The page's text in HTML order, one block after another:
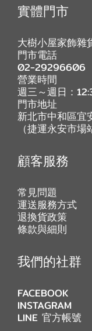
實體門市
大樹小屋家飾雜
門市電話
02-29296606
營業時間
週三～週日：
門市地址
新北市中和區宜
（捷運永安市場
顧客服務
常見問題
運送服務方式
退換貨政策
條款與細則
我們的社群
FACEBOOK
INSTAGRAM
LINE 官方帳號